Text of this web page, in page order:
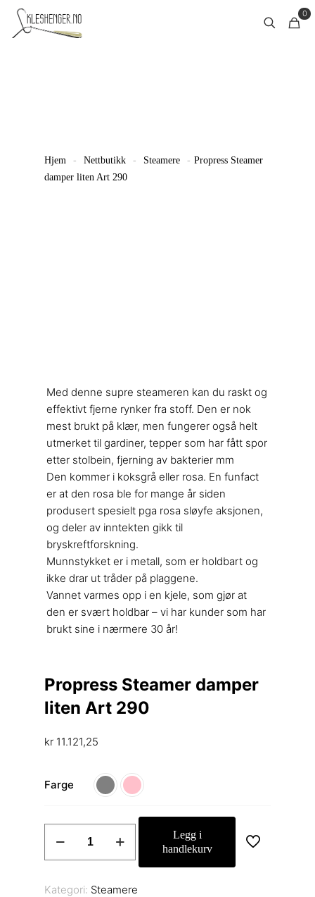
0
Hjem - Nettbutikk - Steamere - Propress Steamer
damper liten Art 290
Med denne supre steameren kan du raskt og
effektivt fjerne rynker fra stoff. Den er nok
mest brukt på klær, men fungerer også helt
utmerket til gardiner, tepper som har fått spor
etter stolbein, fjerning av bakterier mm
Den kommer i koksgrå eller rosa. En funfact
er at den rosa ble for mange år siden
produsert spesielt pga rosa sløyfe aksjonen,
og deler av inntekten gikk til
bryskreftforskning.
Munnstykket er i metall, som er holdbart og
ikke drar ut tråder på plaggene.
Vannet varmes opp i en kjele, som gjør at
den er svært holdbar – vi har kunder som har
brukt sine i nærmere 30 år!
Propress Steamer damper
liten Art 290
kr 11.121,25
Farge
damper
Legg i
handlekurv
Kategori: Steamere